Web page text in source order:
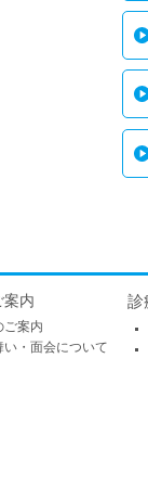
案内
ご案内
い・面会について
診